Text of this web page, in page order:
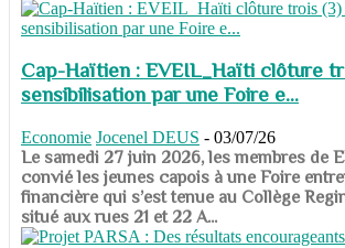
Cap-Haïtien : EVEIL_Haïti clôture
sensibilisation par une Foire e...
Economie Jocenel DEUS - 03/07/26
Le samedi 27 juin 2026, les membres de
convié les jeunes capois à une Foire
financière qui s’est tenue au Collège
situé aux rues 21 et 22 A...